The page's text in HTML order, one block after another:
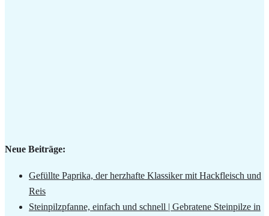
Neue Beiträge:
Gefüllte Paprika, der herzhafte Klassiker mit Hackfleisch und
Reis
Steinpilzpfanne, einfach und schnell | Gebratene Steinpilze in